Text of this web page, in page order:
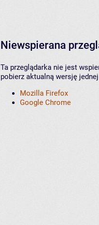
Niewspierana
Ta przeglądarka nie jest
pobierz aktualną wersję
Mozilla Firefox
Google Chrome